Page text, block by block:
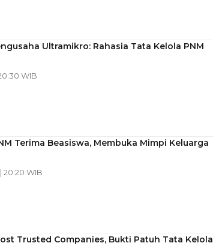
Ultramikro: Rahasia Tata Kelola PNM
WIB
Terima Beasiswa, Membuka Mimpi Keluarga
20:20 WIB
Trusted Companies, Bukti Patuh Tata Kelola